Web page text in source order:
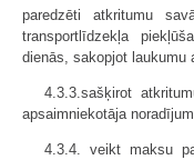
paredzēti atkritumu
transportlīdzekļa
dienās, sakopjot laukumu
4.3.3.sašķirot
apsaimniekotāja
4.3.4. veikt maksu